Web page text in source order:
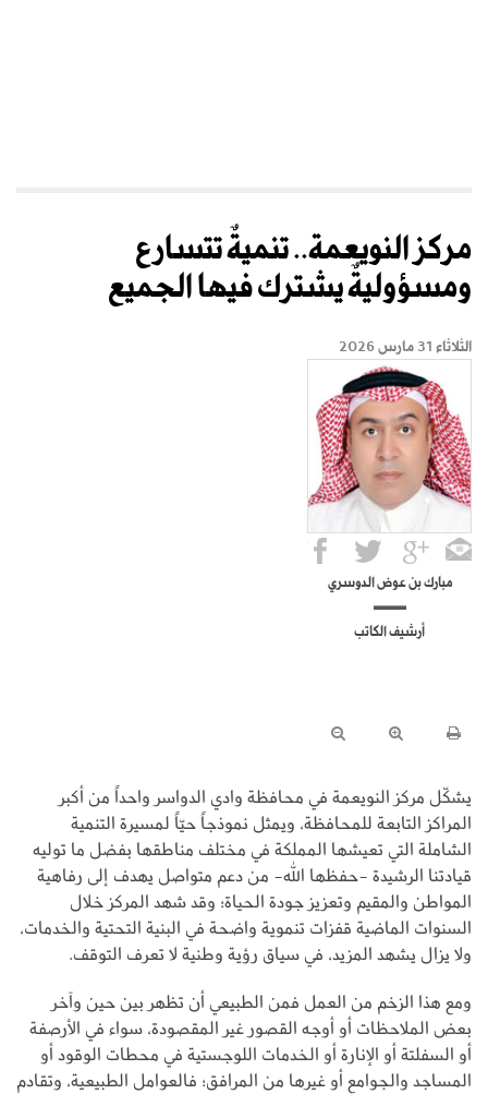
مركز النويعمة.. تنميةٌ تتسارع
ومسؤوليةٌ يشترك فيها الجميع
الثلاثاء 31 مارس 2026
مبارك بن عوض الدوسري
أرشيف الكاتب
يشكّل مركز النويعمة في محافظة وادي الدواسر واحداً من أكبر
المراكز التابعة للمحافظة، ويمثل نموذجاً حيّاً لمسيرة التنمية
الشاملة التي تعيشها المملكة في مختلف مناطقها بفضل ما توليه
قيادتنا الرشيدة -حفظها الله- من دعم متواصل يهدف إلى رفاهية
المواطن والمقيم وتعزيز جودة الحياة؛ وقد شهد المركز خلال
السنوات الماضية قفزات تنموية واضحة في البنية التحتية والخدمات،
ولا يزال يشهد المزيد، في سياق رؤية وطنية لا تعرف التوقف.
ومع هذا الزخم من العمل فمن الطبيعي أن تظهر بين حين وآخر
بعض الملاحظات أو أوجه القصور غير المقصودة، سواء في الأرصفة
أو السفلتة أو الإنارة أو الخدمات اللوجستية في محطات الوقود أو
المساجد والجوامع أو غيرها من المرافق؛ فالعوامل الطبيعية، وتقادم